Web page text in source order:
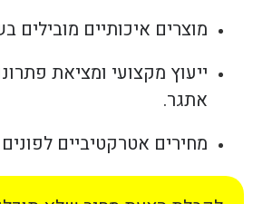
מוצרים איכותיים מובילים
ייעוץ מקצועי ומציאת
אתגר.
מחירים אטרקטיביים